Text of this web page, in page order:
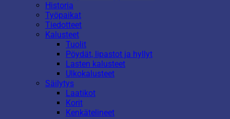
Historia
Työpaikat
Tiedotteet
Kalusteet
Tuolit
Pöydät, lipastot ja hyllyt
Lasten kalusteet
Ulkokalusteet
Säilytys
Laatikot
Korit
Kenkätelineet